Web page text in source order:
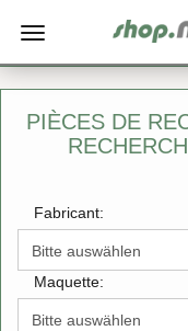
PIÈCES DE
Fabricant:
Maquette: